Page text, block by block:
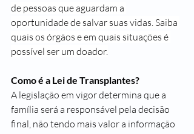
de pessoas que aguardam a
oportunidade de salvar suas vidas. Saiba
quais os órgãos e em quais situações é
possível ser um doador.
Como é a Lei de Transplantes?
A legislação em vigor determina que a
família será a responsável pela decisão
final, não tendo mais valor a informação